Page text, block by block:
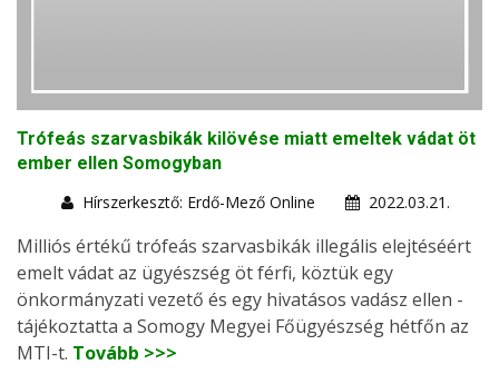
Trófeás szarvasbikák kilövése miatt emeltek vádat öt
ember ellen Somogyban
Hírszerkesztő: Erdő-Mező Online
2022.03.21.
Milliós értékű trófeás szarvasbikák illegális elejtéséért
emelt vádat az ügyészség öt férfi, köztük egy
önkormányzati vezető és egy hivatásos vadász ellen -
tájékoztatta a Somogy Megyei Főügyészség hétfőn az
MTI-t. Tovább >>>